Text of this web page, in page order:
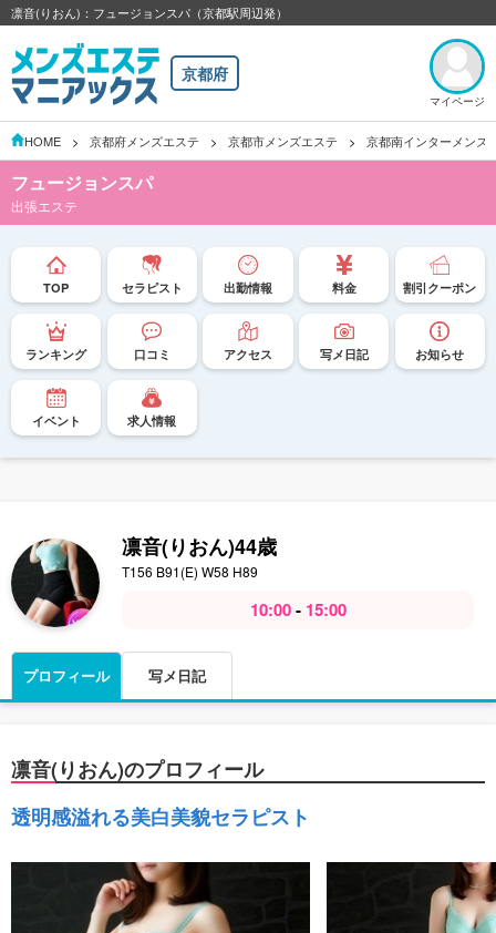
凛音(りおん)：フュージョンスパ（京都駅周辺発）
京都府
マイページ
HOME 京都府メンズエステ 京都市メンズエステ 京都南インターメンズ
フュージョンスパ
出張エステ
TOP セラピスト 出勤情報 料金 割引クーポン
ランキング 口コミ アクセス 写メ日記 お知らせ
イベント 求人情報
凛音(りおん)44歳
T156 B91(E) W58 H89
10:00 - 15:00
プロフィール 写メ日記
凛音(りおん)のプロフィール
透明感溢れる美白美貌セラピスト